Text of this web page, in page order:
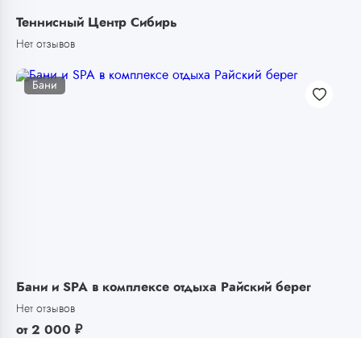
Теннисный Центр Сибирь
Нет отзывов
Бани
Бани и SPA в комплексе отдыха Райский берег
Нет отзывов
от 2 000 ₽